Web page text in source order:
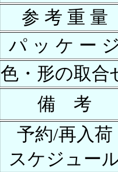
参 考 重 量
パ ッ ケ ー
色・形の取合
備 考
予約/再入荷
スケジュー